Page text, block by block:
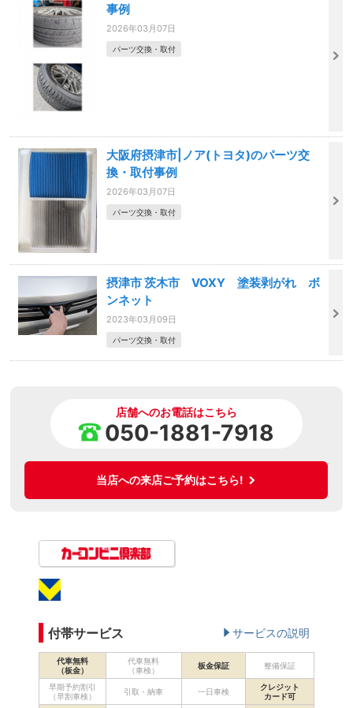
事例
2026年03月07日
パーツ交換・取付
大阪府摂津市|ノア(トヨタ)のパーツ交
換・取付事例
2026年03月07日
パーツ交換・取付
摂津市 茨木市 VOXY 塗装剥がれ ボ
ンネット
2023年03月09日
パーツ交換・取付
店舗へのお電話はこちら
050-1881-7918
当店への来店ご予約はこちら!
付帯サービス サービスの説明
代車無料
（板金）
代車無料
（車検）
板金保証 整備保証
早期予約割引
（早割車検）
引取・納車 一日車検
クレジット
カード可